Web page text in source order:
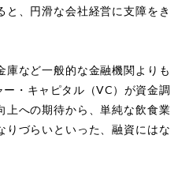
と、円滑な会社経営に支障をき
庫など一般的な金融機関よりも
・キャピタル（VC）が資金調
上への期待から、単純な飲食業
りづらいといった、融資にはな